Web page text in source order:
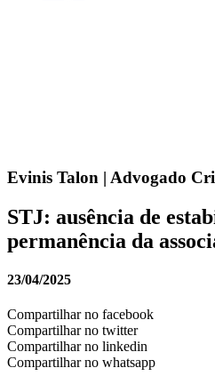
Evinis Talon | Advogado
STJ: ausência de
permanência da
23/04/2025
Compartilhar no facebook
Compartilhar no twitter
Compartilhar no linkedin
Compartilhar no whatsapp